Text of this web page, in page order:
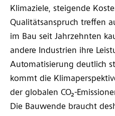
Klimaziele, steigende
Qualitätsanspruch treffen
im Bau seit Jahrzehnten
andere Industrien ihre
Automatisierung deutlich
kommt die
der globalen CO₂-
Die Bauwende braucht